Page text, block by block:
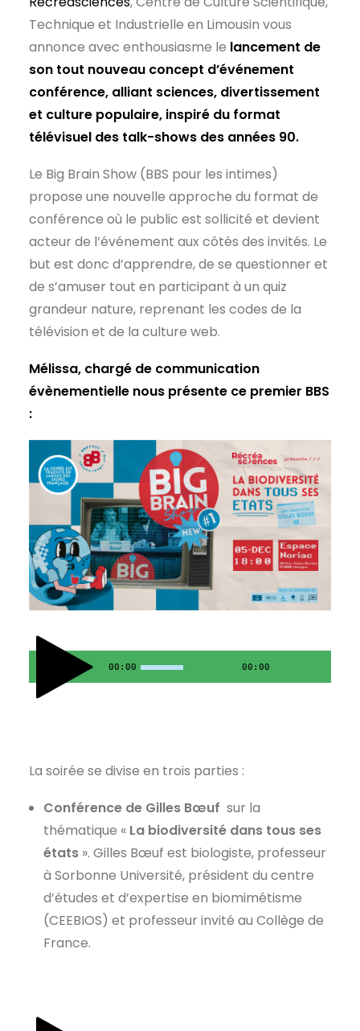
Technique et Industrielle en Limousin vous
annonce avec enthousiasme le lancement de
son tout nouveau concept d’événement
conférence, alliant sciences, divertissement
et culture populaire, inspiré du format
télévisuel des talk-shows des années 90.
Le Big Brain Show (BBS pour les intimes)
propose une nouvelle approche du format de
conférence où le public est sollicité et devient
acteur de l’événement aux côtés des invités. Le
but est donc d’apprendre, de se questionner et
de s’amuser tout en participant à un quiz
grandeur nature, reprenant les codes de la
télévision et de la culture web.
Mélissa, chargé de communication
évènementielle nous présente ce premier BBS
:
00:00 00:00
La soirée se divise en trois parties :
Conférence de Gilles Bœuf sur la
thématique « La biodiversité dans tous ses
états ». Gilles Bœuf est biologiste, professeur
à Sorbonne Université, président du centre
d’études et d’expertise en biomimétisme
(CEEBIOS) et professeur invité au Collège de
France.